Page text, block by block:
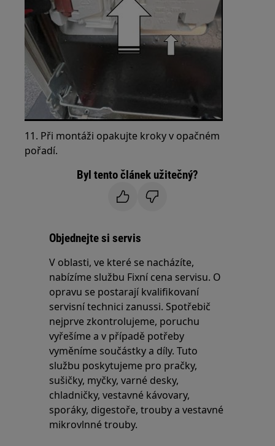
11. Při montáži opakujte kroky v opačném
pořadí.
Byl tento článek užitečný?
Objednejte si servis
V oblasti, ve které se nacházíte,
nabízíme službu Fixní cena servisu. O
opravu se postarají kvalifikovaní
servisní technici zanussi. Spotřebič
nejprve zkontrolujeme, poruchu
vyřešíme a v případě potřeby
vyměníme součástky a díly. Tuto
službu poskytujeme pro pračky,
sušičky, myčky, varné desky,
chladničky, vestavné kávovary,
sporáky, digestoře, trouby a vestavné
mikrovlnné trouby.